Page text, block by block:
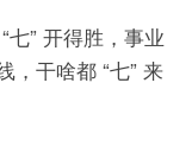
” 开得胜，事业
，干啥都 “七” 来